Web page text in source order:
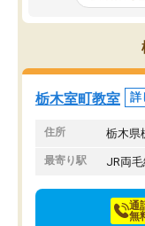
ちろん、受験生専
しています。最後
を維持して頑張れ
かげです。自信を
る塾です！
栃木室町教室 詳
住所 栃木県
最寄り駅 JR両
通
無